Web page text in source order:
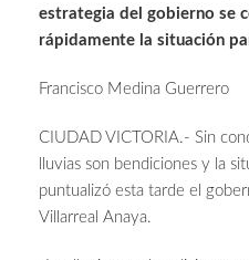
estrategia del gobierno se
rápidamente la situación
Francisco Medina Guerrero
CIUDAD VICTORIA.- Sin
lluvias son bendiciones y la
puntualizó esta tarde el
Villarreal Anaya.